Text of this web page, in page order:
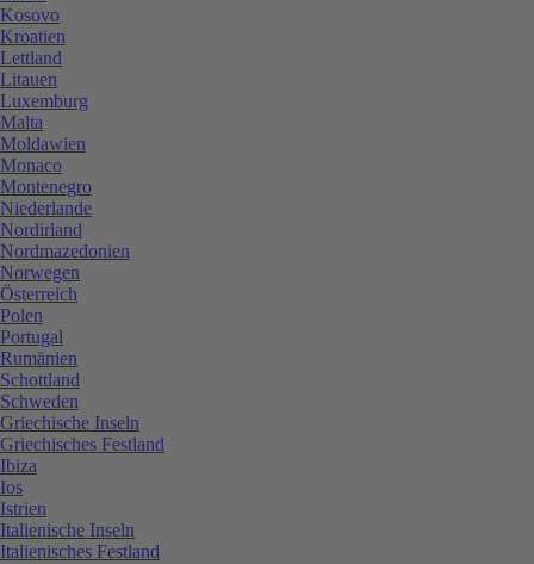
Kosovo
Kroatien
Lettland
Litauen
Luxemburg
Malta
Moldawien
Monaco
Montenegro
Niederlande
Nordirland
Nordmazedonien
Norwegen
Österreich
Polen
Portugal
Rumänien
Schottland
Schweden
Griechische Inseln
Griechisches Festland
Ibiza
Ios
Istrien
Italienische Inseln
Italienisches Festland